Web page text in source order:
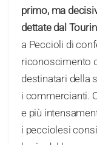
primo, ma
dettate dal
a Peccioli di
riconoscimento
destinatari della
i commercianti.
e più
i pecciolesi